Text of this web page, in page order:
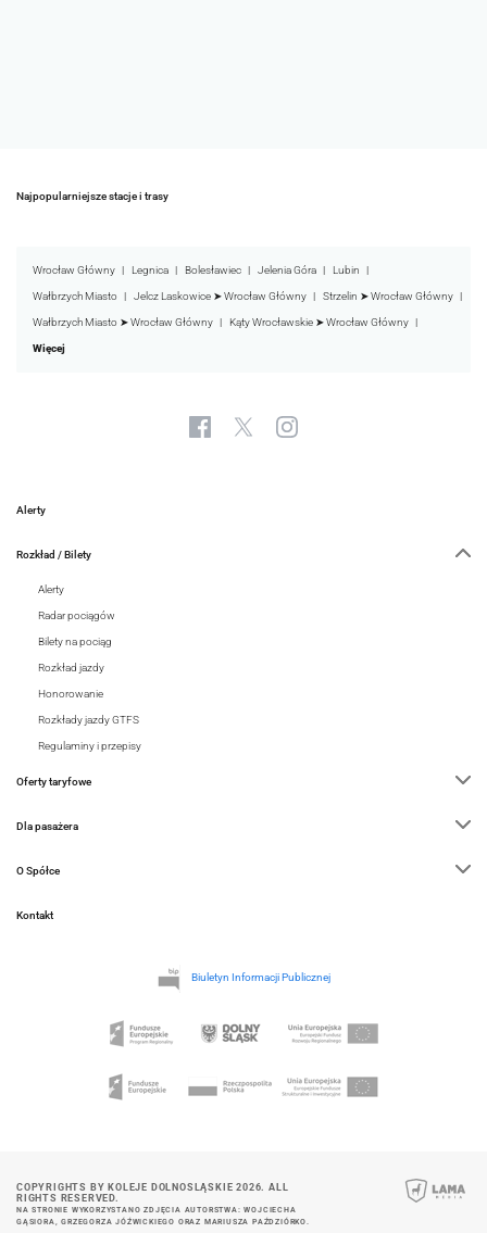
Najpopularniejsze stacje i trasy
Wrocław Główny Legnica Bolesławiec Jelenia Góra Lubin
Wałbrzych Miasto Jelcz Laskowice ➤ Wrocław Główny Strzelin ➤ Wrocław Główny
Wałbrzych Miasto ➤ Wrocław Główny Kąty Wrocławskie ➤ Wrocław Główny
Więcej
Alerty
Rozkład / Bilety
Alerty
Radar pociągów
Bilety na pociąg
Rozkład jazdy
Honorowanie
Rozkłady jazdy GTFS
Regulaminy i przepisy
Oferty taryfowe
Dla pasażera
O Spółce
Kontakt
Biuletyn Informacji Publicznej
COPYRIGHTS BY KOLEJE DOLNOSLĄSKIE 2026. ALL
RIGHTS RESERVED.
NA STRONIE WYKORZYSTANO ZDJĘCIA AUTORSTWA: WOJCIECHA
GĄSIORA, GRZEGORZA JÓŹWICKIEGO ORAZ MARIUSZA PAŹDZIÓRKO.